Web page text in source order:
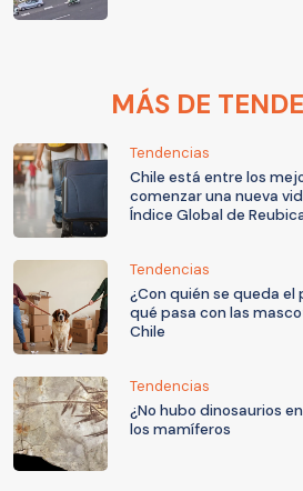
MÁS DE
Tendencias
Chile está entre los
comenzar una nueva
Índice Global de
Tendencias
¿Con quién se queda el
qué pasa con las
Chile
Tendencias
¿No hubo dinosaurios
los mamíferos